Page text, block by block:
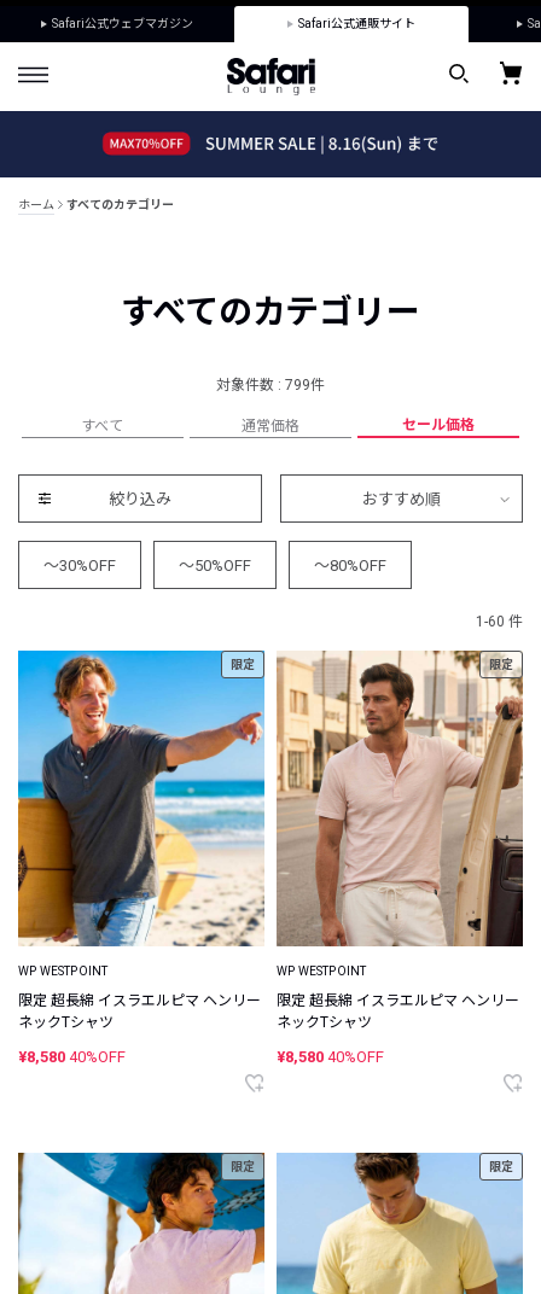
Safari公式ウェブマガジン Safari公式通販サイト
ホーム すべてのカテゴリー
すべてのカテゴリー
対象件数 : 799件
すべて 通常価格 セール価格
絞り込み おすすめ順
～30%OFF ～50%OFF ～80%OFF
1-60 件
限定
WP WESTPOINT
限定 超長綿 イスラエルピマ ヘンリー
ネックTシャツ
¥8,580 40%OFF
限定
WP WESTPOINT
限定 超長綿 イスラエルピマ ヘンリー
ネックTシャツ
¥8,580 40%OFF
限定 限定